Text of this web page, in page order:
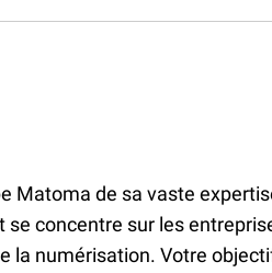
Matoma de sa vaste
concentre sur les
la numérisation. Votre